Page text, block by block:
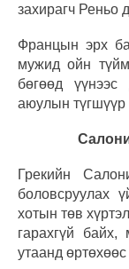
захирагч Реньо
Францын эрх
мужид ойн
бөгөөд
аюулын түгшүүр
Грекийн
боловсруулах
хотын төв
гарахгүй
утаанд